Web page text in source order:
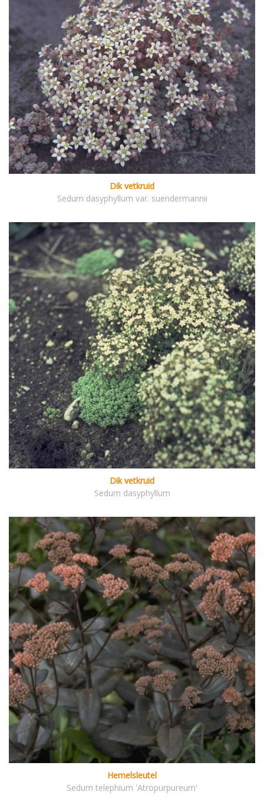
Dik vetkruid
Sedum dasyphyllum var. suendermannii
Dik vetkruid
Sedum dasyphyllum
Hemelsleutel
Sedum telephium 'Atropurpureum'